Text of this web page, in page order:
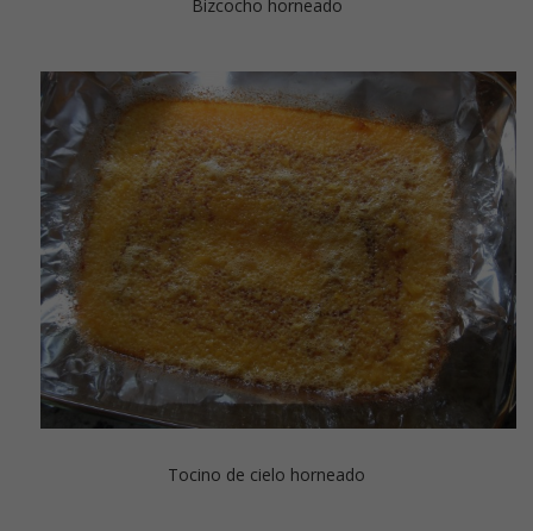
Bizcocho horneado
Tocino de cielo horneado